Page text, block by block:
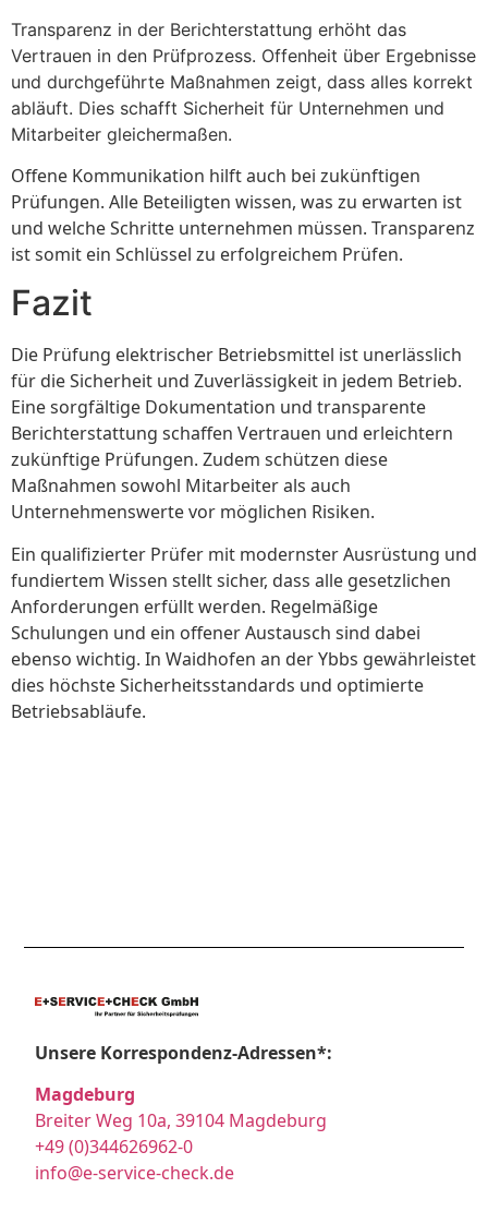
Transparenz in der Berichterstattung erhöht das
Vertrauen in den Prüfprozess. Offenheit über Ergebnisse
und durchgeführte Maßnahmen zeigt, dass alles korrekt
abläuft. Dies schafft Sicherheit für Unternehmen und
Mitarbeiter gleichermaßen.
Offene Kommunikation hilft auch bei zukünftigen
Prüfungen. Alle Beteiligten wissen, was zu erwarten ist
und welche Schritte unternehmen müssen. Transparenz
ist somit ein Schlüssel zu erfolgreichem Prüfen.
Fazit
Die Prüfung elektrischer Betriebsmittel ist unerlässlich
für die Sicherheit und Zuverlässigkeit in jedem Betrieb.
Eine sorgfältige Dokumentation und transparente
Berichterstattung schaffen Vertrauen und erleichtern
zukünftige Prüfungen. Zudem schützen diese
Maßnahmen sowohl Mitarbeiter als auch
Unternehmenswerte vor möglichen Risiken.
Ein qualifizierter Prüfer mit modernster Ausrüstung und
fundiertem Wissen stellt sicher, dass alle gesetzlichen
Anforderungen erfüllt werden. Regelmäßige
Schulungen und ein offener Austausch sind dabei
ebenso wichtig. In Waidhofen an der Ybbs gewährleistet
dies höchste Sicherheitsstandards und optimierte
Betriebsabläufe.
Unsere Korrespondenz-Adressen*:
Magdeburg
Breiter Weg 10a, 39104 Magdeburg
+49 (0)344626962-0
info@e-service-check.de